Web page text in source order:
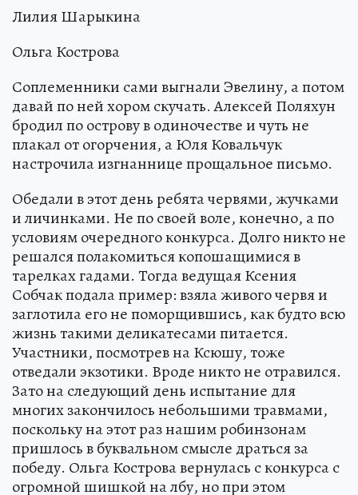
Лилия Шарыкина
Ольга Кострова
Соплеменники сами выгнали Эвелину, а потом
давай по ней хором скучать. Алексей Поляхун
бродил по острову в одиночестве и чуть не
плакал от огорчения, а Юля Ковальчук
настрочила изгнаннице прощальное письмо.
Обедали в этот день ребята червями, жучками
и личинками. Не по своей воле, конечно, а по
условиям очередного конкурса. Долго никто не
решался полакомиться копошащимися в
тарелках гадами. Тогда ведущая Ксения
Собчак подала пример: взяла живого червя и
заглотила его не поморщившись, как будто всю
жизнь такими деликатесами питается.
Участники, посмотрев на Ксюшу, тоже
отведали экзотики. Вроде никто не отравился.
Зато на следующий день испытание для
многих закончилось небольшими травмами,
поскольку на этот раз нашим робинзонам
пришлось в буквальном смысле драться за
победу. Ольга Кострова вернулась с конкурса с
огромной шишкой на лбу, но при этом